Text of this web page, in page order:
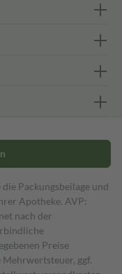
Packungsbeilage und
Apotheke. AVP:
nach der
Preise
ggf.